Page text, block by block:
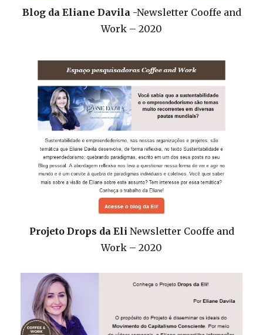
Blog da Eliane Davila -Newsletter Cooffe and
Work – 2020
Projeto Drops da Eli Newsletter Cooffe and
Work – 2020